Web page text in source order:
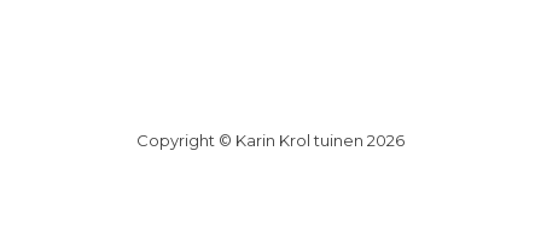
Copyright © Karin Krol tuinen 2026